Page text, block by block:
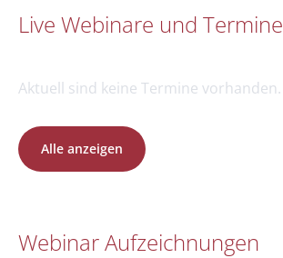
Live Webinare und Termine
Aktuell sind keine Termine vorhanden.
Alle anzeigen
Webinar Aufzeichnungen